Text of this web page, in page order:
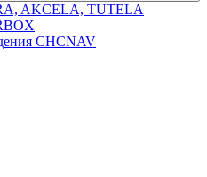
AKCELA, TUTELA
CHCNAV